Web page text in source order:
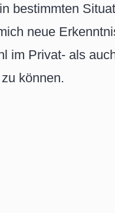
bestimmten
neue
im Privat- als
können.